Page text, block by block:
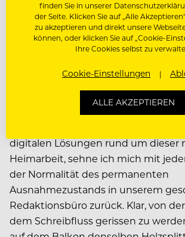
30
DER GANZ
WAHNSINN
digitalen Lösungen rund um dieser
Heimarbeit, sehne ich mich mit
der Normalität des permanenten
Ausnahmezustands in unserem
Redaktionsbüro zurück. Klar, von
dem Schreibfluss gerissen zu
finden Sie in unserer
der Seite. Klicken Sie auf „Alle
zu akzeptieren und direkt unsere
können, oder klicken Sie auf „Cookie-
Ihre Cookies selbst zu
Cookie-Einstellungen
ALLE AKZEPTIEREN